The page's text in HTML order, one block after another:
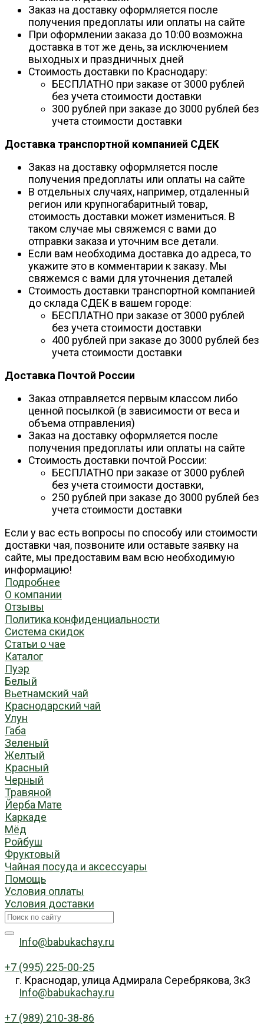
Заказ на доставку оформляется после
получения предоплаты или оплаты на сайте
При оформлении заказа до 10:00 возможна
доставка в тот же день, за исключением
выходных и праздничных дней
Стоимость доставки по Краснодару:
БЕСПЛАТНО при заказе от 3000 рублей
без учета стоимости доставки
300 рублей при заказе до 3000 рублей без
учета стоимости доставки
Доставка транспортной компанией СДЕК
Заказ на доставку оформляется после
получения предоплаты или оплаты на сайте
В отдельных случаях, например, отдаленный
регион или крупногабаритный товар,
стоимость доставки может измениться. В
таком случае мы свяжемся с вами до
отправки заказа и уточним все детали.
Если вам необходима доставка до адреса, то
укажите это в комментарии к заказу. Мы
свяжемся с вами для уточнения деталей
Стоимость доставки транспортной компанией
до склада СДЕК в вашем городе:
БЕСПЛАТНО при заказе от 3000 рублей
без учета стоимости доставки
400 рублей при заказе до 3000 рублей без
учета стоимости доставки
Доставка Почтой России
Заказ отправляется первым классом либо
ценной посылкой (в зависимости от веса и
объема отправления)
Заказ на доставку оформляется после
получения предоплаты или оплаты на сайте
Стоимость доставки почтой России:
БЕСПЛАТНО при заказе от 3000 рублей
без учета стоимости доставки,
250 рублей при заказе до 3000 рублей без
учета стоимости доставки
Если у вас есть вопросы по способу или стоимости
доставки чая, позвоните или оставьте заявку на
сайте, мы предоставим вам всю необходимую
информацию!
Подробнее
О компании
Отзывы
Политика конфиденциальности
Система скидок
Статьи о чае
Каталог
Пуэр
Белый
Вьетнамский чай
Краснодарский чай
Улун
Габа
Зеленый
Желтый
Красный
Черный
Травяной
Йерба Мате
Каркаде
Мёд
Ройбуш
Фруктовый
Чайная посуда и аксессуары
Помощь
Условия оплаты
Условия доставки
Info@babukachay.ru
+7 (995) 225-00-25
г. Краснодар, улица Адмирала Серебрякова, 3к3
Info@babukachay.ru
+7 (989) 210-38-86